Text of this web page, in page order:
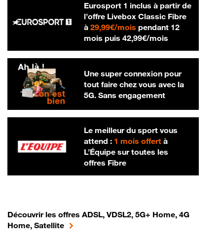
Eurosport 1 inclus à partir de
l’offre Livebox Classic Fibre
à 29,99€/mois29,99 € par mois
pendant 12
mois puis 42,99€/mois42,99 € par
Une super connexion pour
tout faire chez vous avec la
5G. Sans engagement
Le meilleur du sport vous
attend : 1 mois offertà
L’Équipe sur toutes les
offres Fibre
Découvrir les offres ADSL, VDSL2, 5G+ Home, 4G
Home, Satellite